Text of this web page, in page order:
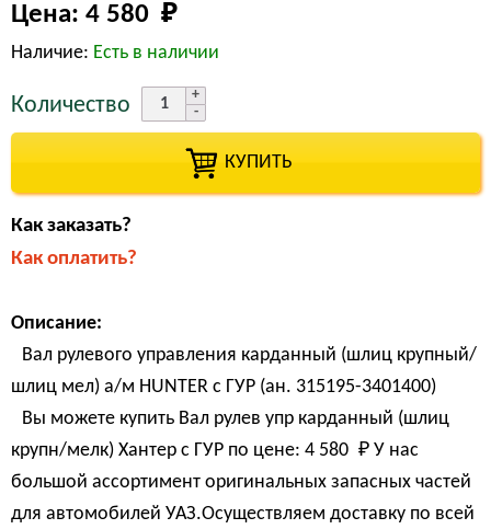
Цена: 4 580 ₽
Наличие: Есть в наличии
Количество
КУПИТЬ
Как заказать?
Как оплатить?
Описание:
Вал рулевого управления карданный (шлиц крупный/
шлиц мел) а/м HUNTER с ГУР (ан. 315195-3401400)
Вы можете купить Вал рулев упр карданный (шлиц
крупн/мелк) Хантер с ГУР по цене: 4 580 ₽ У нас
большой ассортимент оригинальных запасных частей
для автомобилей УАЗ.Осуществляем доставку по всей